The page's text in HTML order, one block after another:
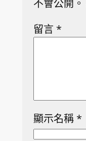
不會公開。
留言 *
顯示名稱 *